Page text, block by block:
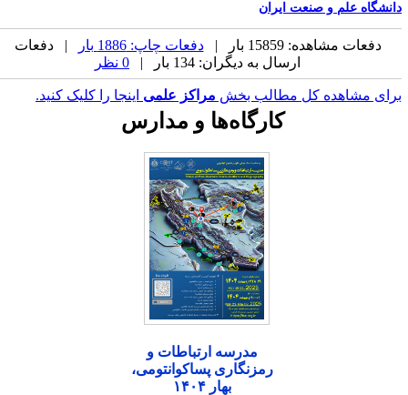
علم و صنعت ایران
دفعات مشاهده: 15859 بار | دفعات چاپ: 1886 بار
| دفعات
ارسال به دیگران: 134 بار |
مشاهده کل مطالب بخش مراکز علمیاینجا را کلیک کنید.
کارگاه‌ها و مدارس
مدرسه ارتباطات و
رمزنگاری پساکوانتومی،
بهار ۱۴۰۴